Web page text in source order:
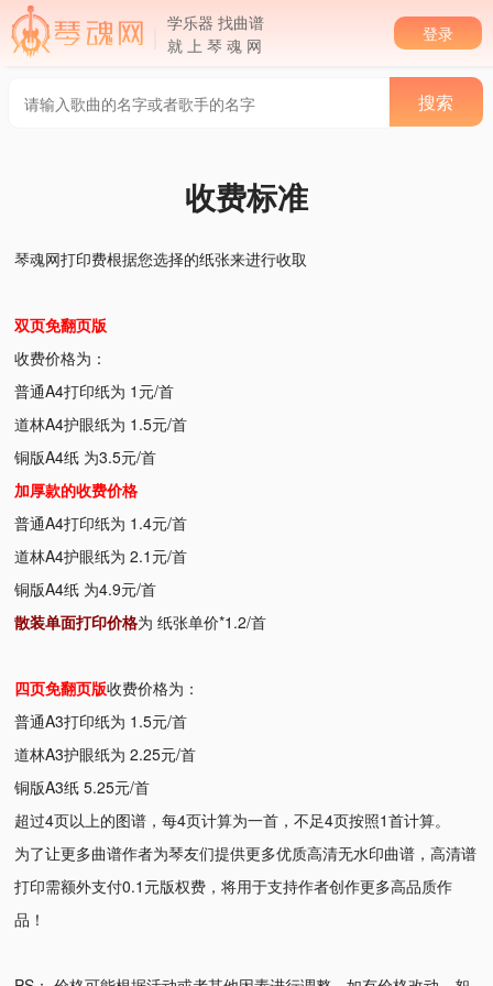
学乐器 找曲谱
就 上 琴 魂 网
登录
收费标准
琴魂网打印费根据您选择的纸张来进行收取
双页免翻页版
收费价格为：
普通A4打印纸为 1元/首
道林A4护眼纸为 1.5元/首
铜版A4纸 为3.5元/首
加厚款的收费价格
普通A4打印纸为 1.4元/首
道林A4护眼纸为 2.1元/首
铜版A4纸 为4.9元/首
散装单面打印价格为 纸张单价*1.2/首
四页免翻页版收费价格为：
普通A3打印纸为 1.5元/首
道林A3护眼纸为 2.25元/首
铜版A3纸 5.25元/首
超过4页以上的图谱，每4页计算为一首，不足4页按照1首计算。
为了让更多曲谱作者为琴友们提供更多优质高清无水印曲谱，高清谱
打印需额外支付0.1元版权费，将用于支持作者创作更多高品质作
品！